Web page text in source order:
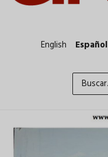
English Español